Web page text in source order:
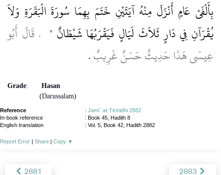
بِأَلْفَىْ عَامٍ أَنْزَلَ مِنْهُ آيَتَيْنِ خَتَمَ بِهِمَا سُورَةَ الْبَقَرَةِ وَلاَ
يُقْرَآنِ فِي دَارٍ ثَلاَثَ لَيَالٍ فَيَقْرَبُهَا شَيْطَانٌ ‏" ‏ ‏.‏ قَالَ أَبُو
عِيسَى هَذَا حَدِيثٌ حَسَنٌ غَرِيبٌ‏.‏
Grade:
Hasan
(Darussalam)
Reference : Jami` at-Tirmidhi 2882
In-book reference
: Book 45, Hadith 8
English translation
: Vol. 5, Book 42, Hadith 2882
Report Error | Share | Copy ▼
2881 2883